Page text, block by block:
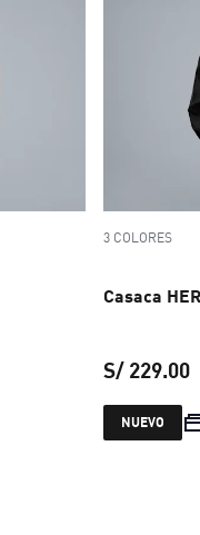
3 COLORES
Casaca
S/ 229.00
NUEVO